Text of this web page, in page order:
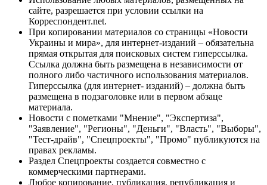
сайте, разрешается при условии ссылки на
Корреспондент.net.
При копировании материалов со страницы «Новости
Украины и мира», для интернет-изданий – обязательна
прямая открытая для поисковых систем гиперссылка.
Ссылка должна быть размещена в независимости от
полного либо частичного использования материалов.
Гиперссылка (для интернет- изданий) – должна быть
размещена в подзаголовке или в первом абзаце
материала.
Новости с пометками "Мнение", "Экспертиза",
"Заявление", "Регионы", "Деньги", "Власть", "Выборы",
"Тест-драйв", "Спецпроекты", "Промо" публикуются на
правах рекламы.
Раздел Спецпроекты создается совместно с
коммерческими партнерами.
Любое копирование, публикация, републикация и